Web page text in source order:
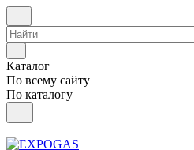
Каталог
По всему сайту
По каталогу